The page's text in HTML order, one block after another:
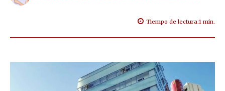
Tiempo de lectura:1 min.